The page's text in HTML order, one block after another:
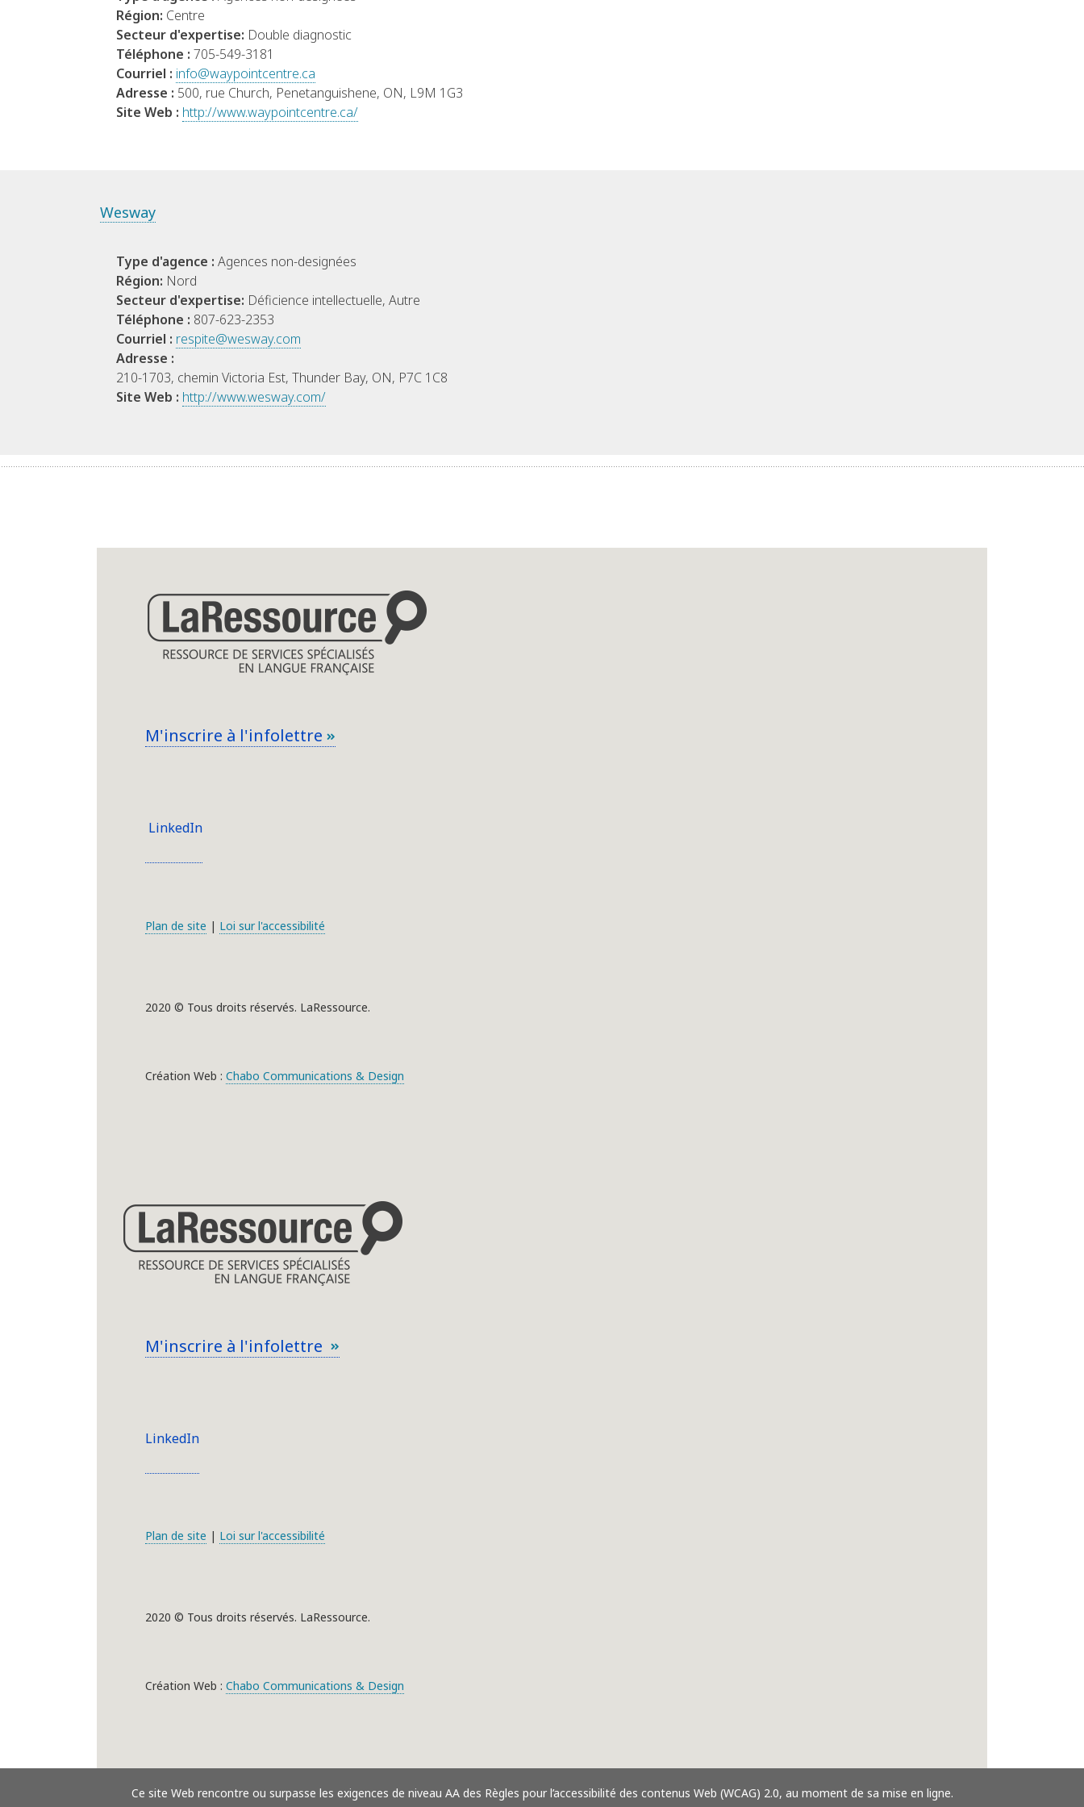
Région: Centre
Secteur d'expertise: Double diagnostic
Téléphone : 705-549-3181
Courriel : info@waypointcentre.ca
Adresse : 500, rue Church, Penetanguishene, ON, L9M 1G3
Site Web : http://www.waypointcentre.ca/
Wesway
Type d'agence : Agences non-designées
Région: Nord
Secteur d'expertise: Déficience intellectuelle, Autre
Téléphone : 807-623-2353
Courriel : respite@wesway.com
Adresse :
210-1703, chemin Victoria Est, Thunder Bay, ON, P7C 1C8
Site Web : http://www.wesway.com/
M'inscrire à l'infolettre
LinkedIn
Plan de site | Loi sur l'accessibilité
2020 © Tous droits réservés. LaRessource.
Création Web : Chabo Communications & Design
M'inscrire à l'infolettre
LinkedIn
Plan de site | Loi sur l'accessibilité
2020 © Tous droits réservés. LaRessource.
Création Web : Chabo Communications & Design
Ce site Web rencontre ou surpasse les exigences de niveau AA des Règles pour l’accessibilité des contenus Web (WCAG) 2.0, au moment de sa mise en ligne.